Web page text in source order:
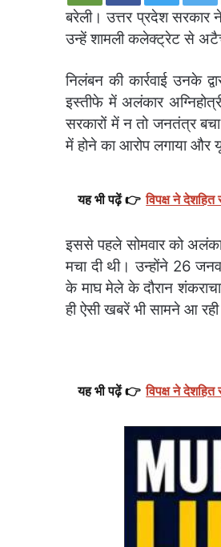
बरेली। उत्तर प्रदेश सरकार
उन्हें शामली कलेक्ट्रेट से
निलंबन की कार्रवाई उनके
इस्तीफे में अलंकार
सरकारों में न तो जनतंत्र
में होने का आरोप लगाया और
यह भी पढ़ें 👉 विपक्ष ने
इससे पहले सोमवार को
मचा दी थी। उन्होंने 26
के माघ मेले के दौरान
ही ऐसी खबरें भी सामने आ रही
यह भी पढ़ें 👉 विपक्ष ने